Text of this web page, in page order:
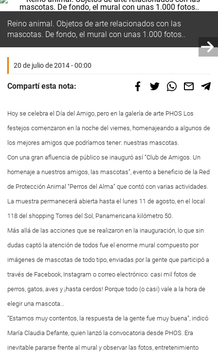
Reino animal. Objetos de arte relacionados con las
mascotas. De fondo, el mural con unas 1.000 fotos..
20 de julio de 2014 - 00:00
Compartí esta nota:
Hoy se celebra el Día del Amigo, pero en la galería de arte PHOS Los
festejos comenzaron en la noche del viernes, homenajeando a algunos de
los mejores amigos que podríamos tener: nuestras mascotas.
Con una gran afluencia de público se inauguró así “Club de Amigos. Un
homenaje a nuestros amigos, las mascotas”, evento a beneficio de la Red
de Protección Animal “Perros del Alma” que contó con varias actividades.
La muestra permanecerá abierta hasta el lunes 11 de agosto, en el local
118 del shopping Torres del Sol, Panamericana kilómetro 50.
Más allá de las acciones que se realizaron en la inauguración, lo que sin
dudas captó la atención de todos fue el enorme mural compuesto por
imágenes de mascotas de todo tipo, enviadas por la gente que participó a
través de Facebook, Instagram o correo electrónico: casi mil fotos de
perros, gatos, aves y ¡hasta cerdos! Porque todo (o casi) vale a la hora de
elegir una mascota…
“Estamos muy contentos, la respuesta de la gente fue muy buena”, indicó
María Claudia Defante, quien lanzó la convocatoria desde PHOS. Era
inevitable pararse frente al mural y observar las fotos, entretenimiento